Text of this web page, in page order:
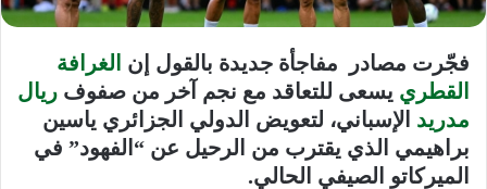
فجّرت مصادر مفاجأة جديدة بالقول إن الغرافة
القطري يسعى للتعاقد مع نجم آخر من صفوف ريال
مدريد الإسباني، لتعويض الدولي الجزائري ياسين
براهيمي الذي يقترب من الرحيل عن “الفهود” في
الميركاتو الصيفي الحالي.